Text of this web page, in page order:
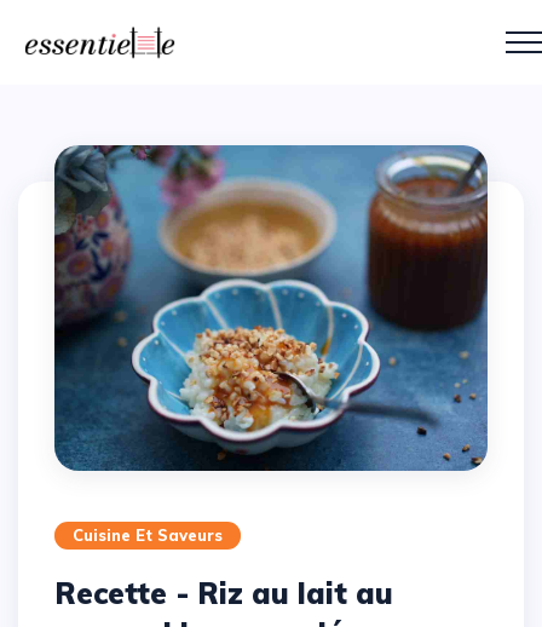
Cuisine Et Saveurs
Recette - Riz au lait au